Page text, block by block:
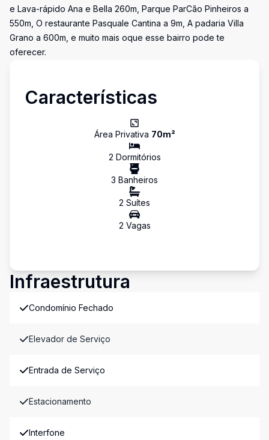
e Lava-rápido Ana e Bella 260m, Parque ParCão Pinheiros a
550m, O restaurante Pasquale Cantina a 9m, A padaria Villa
Grano a 600m, e muito mais oque esse bairro pode te
oferecer.
Características
Área Privativa 70m²
2 Dormitórios
3 Banheiros
2 Suítes
2 Vagas
Infraestrutura
Condomínio Fechado
Elevador de Serviço
Entrada de Serviço
Estacionamento
Interfone